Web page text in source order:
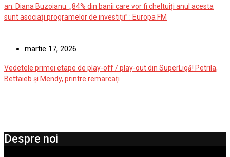
an. Diana Buzoianu: „84% din banii care vor fi cheltuiți anul acesta
sunt asociați programelor de investiții” : Europa FM
martie 17, 2026
Vedetele primei etape de play-off / play-out din SuperLigă! Petrila,
Bettaieb și Mendy, printre remarcați
Despre noi